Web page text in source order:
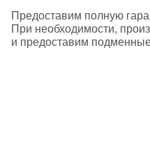
Предоставим полную
При необходимости,
и предоставим